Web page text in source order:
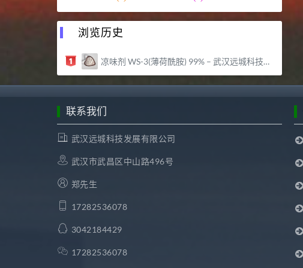
浏览历史
凉味剂 WS-3(薄荷酰胺) 99% – 武汉远城科技发展有限公司
联系我们
武汉远城科技发展有限公司
武汉市武昌区中山路496号
郑先生
17282536078
3042184429
17282536078